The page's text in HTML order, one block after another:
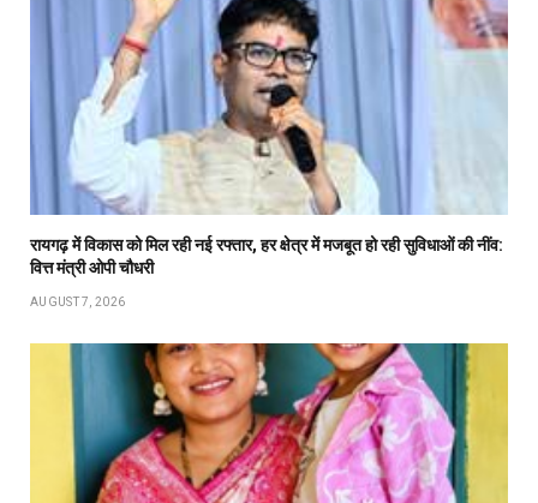
रायगढ़ में विकास को मिल रही नई रफ्तार, हर क्षेत्र में मजबूत हो रही सुविधाओं की नींव:
वित्त मंत्री ओपी चौधरी
AUGUST 7, 2026